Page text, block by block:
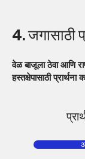
4. जगासाठी
वेळ बाजूला ठेवा आणि
हस्तक्षेपासाठी प्रार्थना